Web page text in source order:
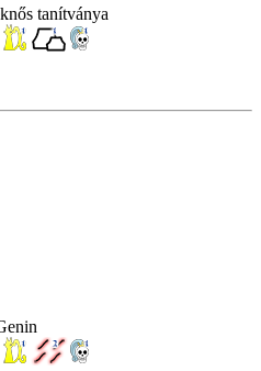
tanítványa